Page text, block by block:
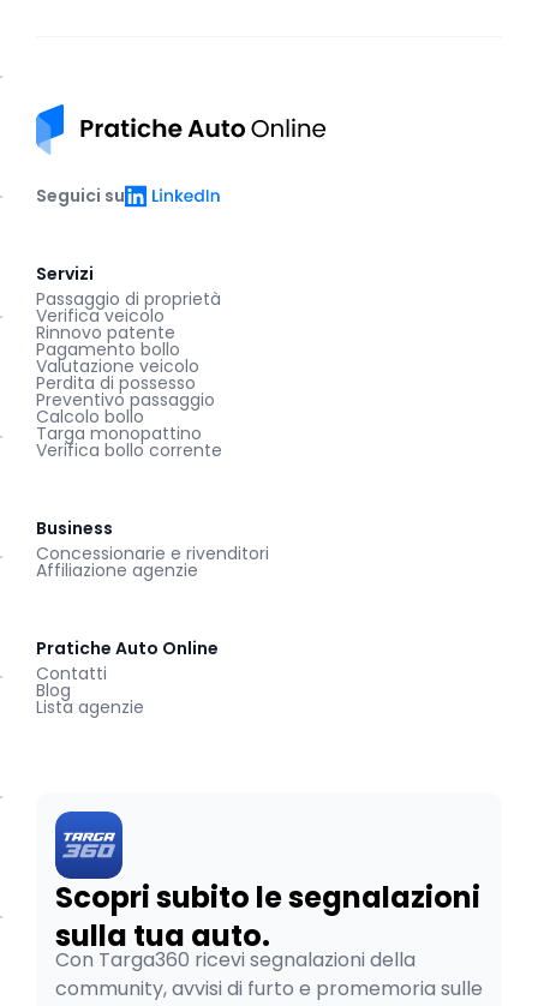
LinkedIn
Seguici su
Servizi
Passaggio di proprietà
Verifica veicolo
Rinnovo patente
Pagamento bollo
Valutazione veicolo
Perdita di possesso
Preventivo passaggio
Calcolo bollo
Targa monopattino
Verifica bollo corrente
Business
Concessionarie e rivenditori
Affiliazione agenzie
Pratiche Auto Online
Contatti
Blog
Lista agenzie
Scopri subito le segnalazioni
sulla tua auto.
Con Targa360 ricevi segnalazioni della
community, avvisi di furto e promemoria sulle